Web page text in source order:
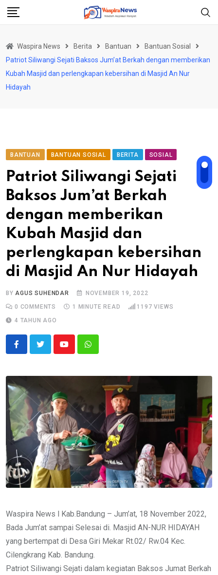
Skip
Waspira News Berita Bantuan
Bantuan Sosial
Patriot Siliwangi Sejati Baksos Jum’at Berkah dengan memberikan
Kubah Masjid dan perlengkapan kebersihan di Masjid An Nur
Hidayah
BANTUAN BANTUAN SOSIAL BERITA SOSIAL
Patriot Siliwangi Sejati
Baksos Jum’at Berkah
dengan memberikan
Kubah Masjid dan
perlengkapan kebersihan
di Masjid An Nur Hidayah
BYAGUS SUHENDAR
NOVEMBER 19, 2022
0 COMMENTS 1 MINUTE READ 1197 VIEWS
4 TAHUN AGO
YoutubeWhatsapp
Waspira News l Kab.Bandung – Jum’at, 18 November 2022,
Bada Jum’at sampai Selesai di. Masjid AN-NUR HIDAYAH
yang bertempat di Desa Giri Mekar Rt.02/ Rw.04 Kec.
Cilengkrang Kab. Bandung.
Patriot Siliwangi Sejati dalam kegiatan Baksos Jumat Berkah